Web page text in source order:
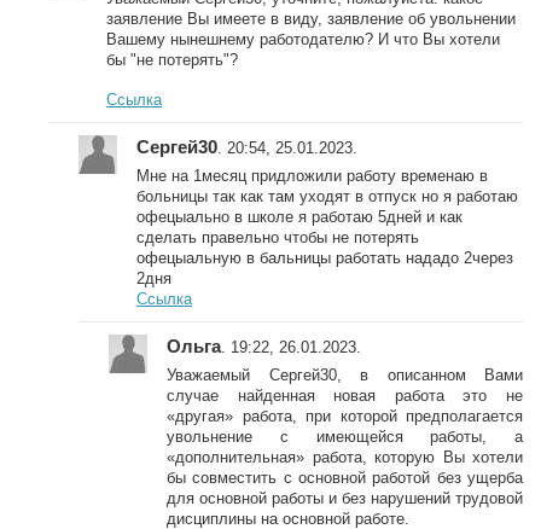
заявление Вы имеете в виду, заявление об увольнении
Вашему нынешнему работодателю? И что Вы хотели
бы "не потерять"?
Ссылка
Сергей30 . 20:54, 25.01.2023.
Мне на 1месяц придложили работу временаю в
больницы так как там уходят в отпуск но я работаю
офецыально в школе я работаю 5дней и как
сделать правельно чтобы не потерять
офецыальную в бальницы работать нададо 2через
2дня
Ссылка
Ольга. 19:22, 26.01.2023.
Уважаемый Сергей30, в описанном Вами
случае найденная новая работа это не
«другая» работа, при которой предполагается
увольнение с имеющейся работы, а
«дополнительная» работа, которую Вы хотели
бы совместить с основной работой без ущерба
для основной работы и без нарушений трудовой
дисциплины на основной работе.